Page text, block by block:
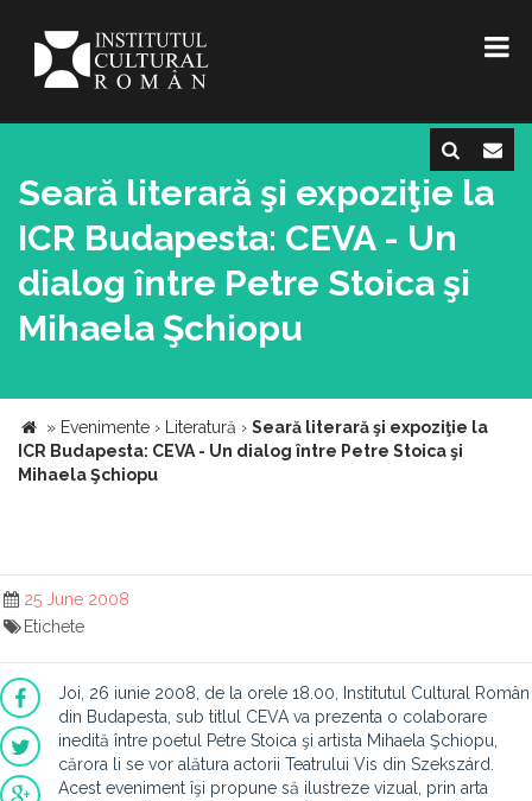
Seară literară şi expoziţie la
ICR Budapesta: CEVA - Un
dialog între Petre Stoica şi
Mihaela Şchiopu
» Evenimente › Literatură › Seară literară şi expoziţie la
ICR Budapesta: CEVA - Un dialog între Petre Stoica şi
Mihaela Şchiopu
25 June 2008
Etichete
Joi, 26 iunie 2008, de la orele 18.00, Institutul Cultural Român
din Budapesta, sub titlul CEVA va prezenta o colaborare
inedită între poetul Petre Stoica şi artista Mihaela Şchiopu,
cărora li se vor alătura actorii Teatrului Vis din Szekszárd.
Acest eveniment îşi propune să ilustreze vizual, prin arta